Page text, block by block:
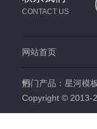
CONTACT US
网站首页
们
热门产品： 星河模
Copyright © 2013-